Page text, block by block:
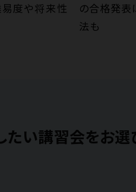
易度や将来性
の合格発表
法も
たい講習会をお選